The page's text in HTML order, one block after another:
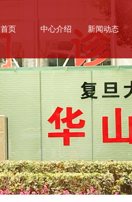
首页 中心介绍
基本情况
战略方向
组织结构
协同研究网络
新闻动态
综合新闻
科学前沿
云讲堂